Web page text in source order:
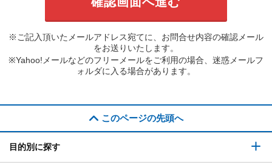
※ご記入頂いたメールアドレス宛てに、お問合せ内容の確認メール
をお送りいたします。
※Yahoo!メールなどのフリーメールをご利用の場合、迷惑メールフ
ォルダに入る場合があります。
このページの先頭へ
目的別に探す